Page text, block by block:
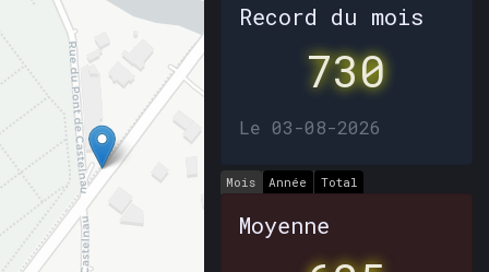
Record du mois
730
Le 03-08-2026
Mois Année Total
Moyenne